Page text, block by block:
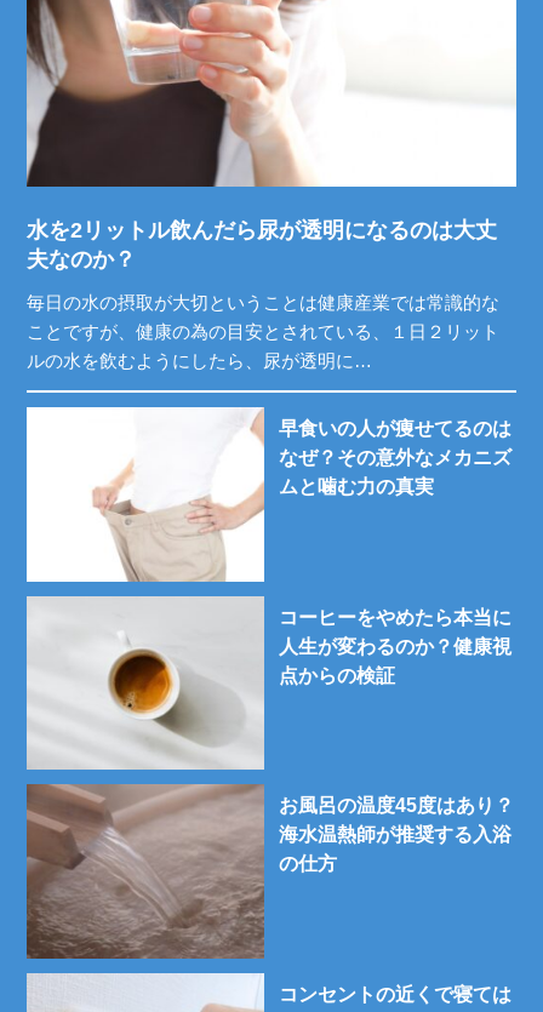
水を2リットル飲んだら尿が透明になるのは大丈
夫なのか？
毎日の水の摂取が大切ということは健康産業では常識的な
ことですが、健康の為の目安とされている、１日２リット
ルの水を飲むようにしたら、尿が透明に…
早食いの人が痩せてるのは
なぜ？その意外なメカニズ
ムと噛む力の真実
コーヒーをやめたら本当に
人生が変わるのか？健康視
点からの検証
お風呂の温度45度はあり？
海水温熱師が推奨する入浴
の仕方
コンセントの近くで寝ては